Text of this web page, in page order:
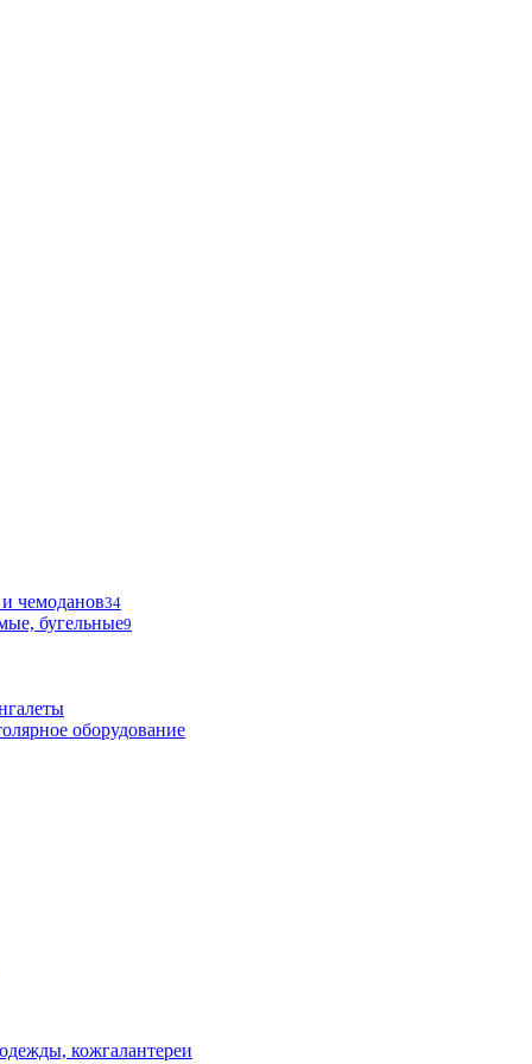
чемоданов34
бугельные9
оборудование
кожгалантереи